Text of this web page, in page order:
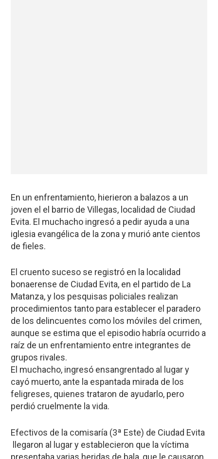
En un enfrentamiento, hierieron a balazos a un
joven el el barrio de Villegas, localidad de Ciudad
Evita. El muchacho ingresó a pedir ayuda a una
iglesia evangélica de la zona y murió ante cientos
de fieles.
El cruento suceso se registró en la localidad
bonaerense de Ciudad Evita, en el partido de La
Matanza, y los pesquisas policiales realizan
procedimientos tanto para establecer el paradero
de los delincuentes como los móviles del crimen,
aunque se estima que el episodio habría ocurrido a
raíz de un enfrentamiento entre integrantes de
grupos rivales.
El muchacho, ingresó ensangrentado al lugar y
cayó muerto, ante la espantada mirada de los
feligreses, quienes trataron de ayudarlo, pero
perdió cruelmente la vida.
Efectivos de la comisaría (3ª Este) de Ciudad Evita
llegaron al lugar y establecieron que la víctima
presentaba varias heridas de bala, que le causaron